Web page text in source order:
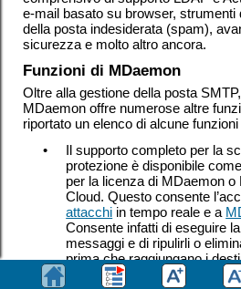
e-mail basato su browser, strumenti
della posta indesiderata (spam),
sicurezza e molto altro ancora.
Funzioni di MDaemon
Oltre alla gestione della posta
MDaemon offre numerose altre
riportato un elenco di alcune
•
Il supporto completo per la
protezione è disponibile
per la licenza di MDaemon
Cloud. Questo consente
attacchi in tempo reale e a
Consente infatti di eseguire
messaggi e di ripulirli o
prima che raggiungano i
possibile configurare